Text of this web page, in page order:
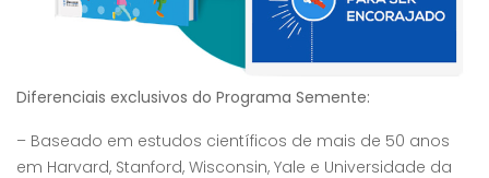
Diferenciais exclusivos do Programa Semente:
– Baseado em estudos científicos de mais de 50 anos
em Harvard, Stanford, Wisconsin, Yale e Universidade da